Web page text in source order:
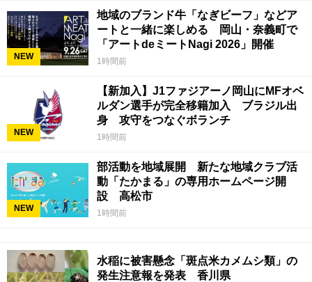
NEW
地域のブランド牛「なぎビーフ」などア
ートと一緒に楽しめる 岡山・奈義町で
「アートdeミートNagi 2026」開催
1時間前
NEW
【新加入】J1ファジアーノ岡山にMFオベ
ルダン選手が完全移籍加入 ブラジル出
身 攻守をつなぐボランチ
1時間前
NEW
部活動を地域展開 新たな地域クラブ活
動「たかまる」の専用ホームページ開
設 高松市
1時間前
水稲に被害懸念「斑点米カメムシ類」の
発生注意報を発表 香川県